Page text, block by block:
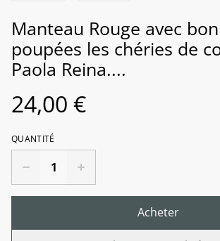
Manteau Rouge avec
poupées les chéries de
Paola Reina....
24,00 €
QUANTITÉ
Acheter